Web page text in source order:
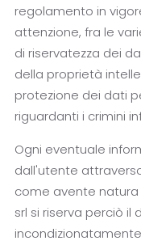
regolamento in
attenzione, fra le
di riservatezza dei
della proprietà
protezione dei dati
riguardanti i crimini
Ogni eventuale
dall'utente
come avente natura
srl si riserva perciò il